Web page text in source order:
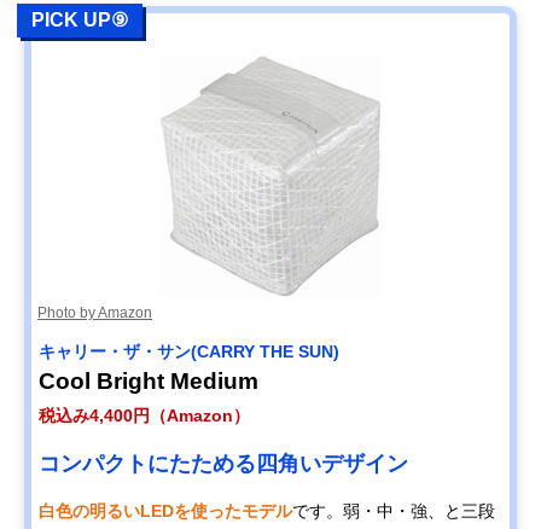
PICK UP⑨
Photo by Amazon
キャリー・ザ・サン(CARRY THE SUN)
Cool Bright Medium
税込み4,400円（Amazon）
コンパクトにたためる四角いデザイン
白色の明るいLEDを使ったモデルです。弱・中・強、と三段